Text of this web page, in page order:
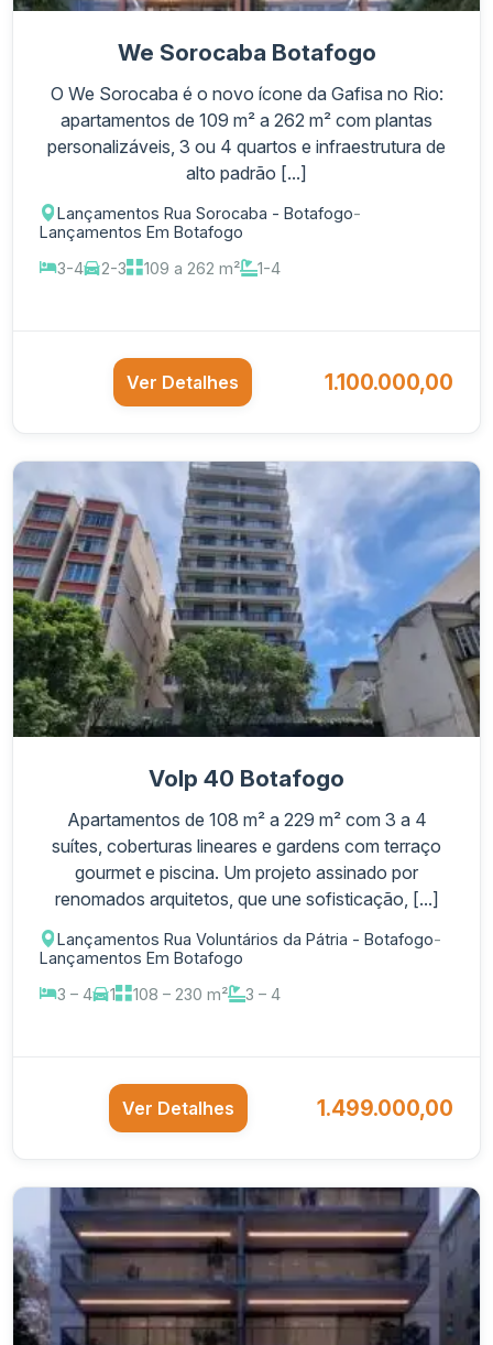
We Sorocaba Botafogo
O We Sorocaba é o novo ícone da Gafisa no Rio:
apartamentos de 109 m² a 262 m² com plantas
personalizáveis, 3 ou 4 quartos e infraestrutura de
alto padrão [...]
Lançamentos Rua Sorocaba - Botafogo-
Lançamentos Em Botafogo
3-4
2-3 109 a 262 m² 1-4
Ver Detalhes 1.100.000,00
Volp 40 Botafogo
Apartamentos de 108 m² a 229 m² com 3 a 4
suítes, coberturas lineares e gardens com terraço
gourmet e piscina. Um projeto assinado por
renomados arquitetos, que une sofisticação, [...]
Lançamentos Rua Voluntários da Pátria - Botafogo-
Lançamentos Em Botafogo
3 – 4
1 108 – 230 m² 3 – 4
Ver Detalhes 1.499.000,00